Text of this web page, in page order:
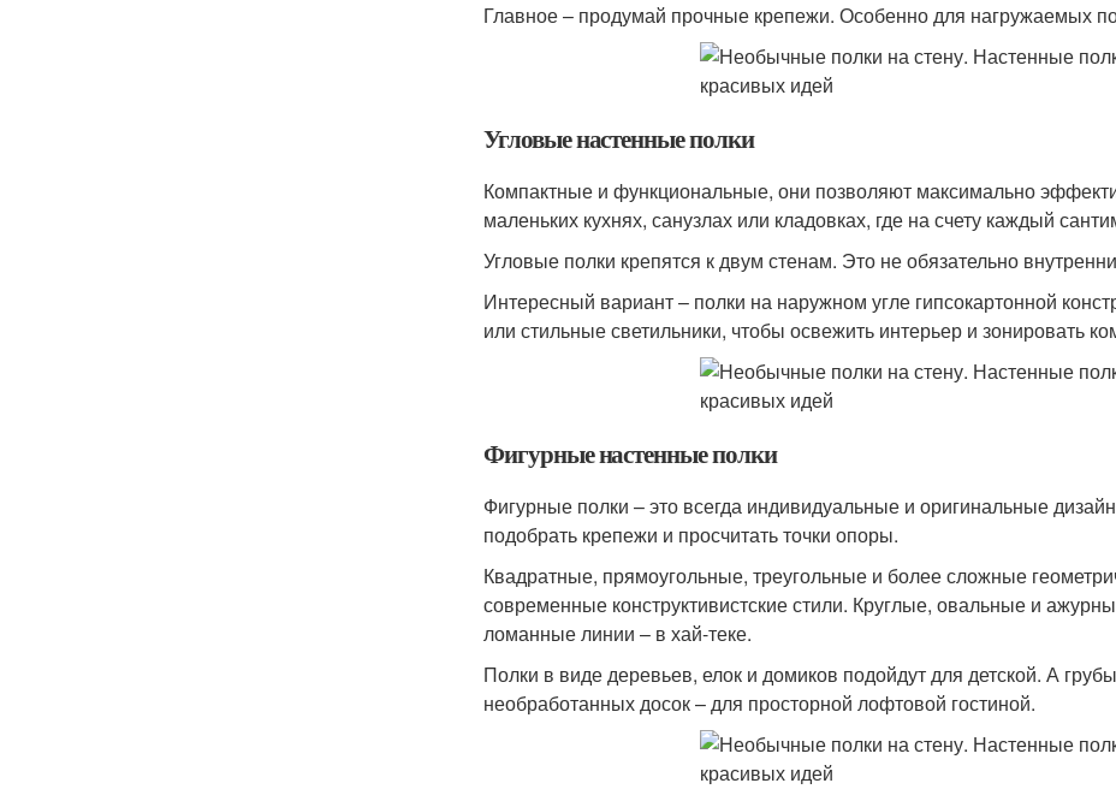
Главное – продумай прочные крепежи. Особенно для нагружаемых
Угловые настенные полки
Компактные и функциональные, они позволяют максимально
маленьких кухнях, санузлах или кладовках, где на счету каждый
Угловые полки крепятся к двум стенам. Это не обязательно
Интересный вариант – полки на наружном угле гипсокартонной
или стильные светильники, чтобы освежить интерьер и зонировать
Фигурные настенные полки
Фигурные полки – это всегда индивидуальные и оригинальные
подобрать крепежи и просчитать точки опоры.
Квадратные, прямоугольные, треугольные и более сложные
современные конструктивистские стили. Круглые, овальные и
ломанные линии – в хай-теке.
Полки в виде деревьев, елок и домиков подойдут для детской. А
необработанных досок – для просторной лофтовой гостиной.